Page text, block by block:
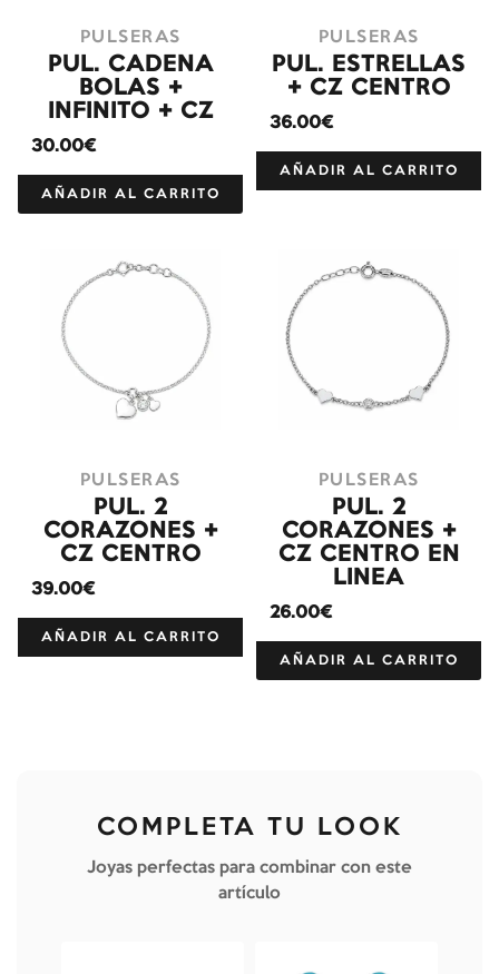
PULSERAS
PUL. CADENA
BOLAS +
INFINITO + CZ
30.00€
AÑADIR AL CARRITO
PULSERAS
PUL. ESTRELLAS
+ CZ CENTRO
36.00€
AÑADIR AL CARRITO
PULSERAS
PUL. 2
CORAZONES +
CZ CENTRO
39.00€
AÑADIR AL CARRITO
PULSERAS
PUL. 2
CORAZONES +
CZ CENTRO EN
LINEA
26.00€
AÑADIR AL CARRITO
COMPLETA TU LOOK
Joyas perfectas para combinar con este
artículo